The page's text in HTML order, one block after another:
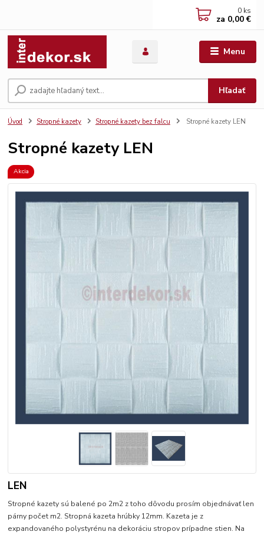
Menu
Hľadať
0 ks
za 0,00 €
Úvod Stropné kazety Stropné kazety bez falcu Stropné kazety LEN
Stropné kazety LEN
Akcia
LEN
Stropné kazety sú balené po 2m2 z toho dôvodu prosím objednávať len
párny počet m2. Stropná kazeta hrúbky 12mm. Kazeta je z
expandovaného polystyrénu na dekoráciu stropov prípadne stien. Na